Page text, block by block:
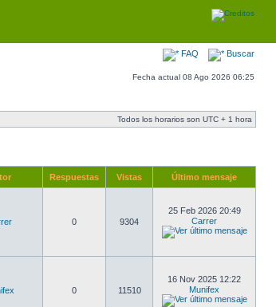
FAQ Buscar
Fecha actual 08 Ago 2026 06:25
Todos los horarios son UTC + 1 hora
Respuestas Vistas Último mensaje
0 9304
25 Feb 2026 20:49
Carrer
0 11510
16 Nov 2025 12:22
Munifex